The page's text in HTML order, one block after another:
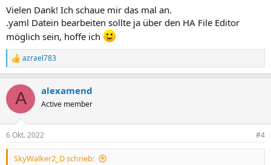
:
Vielen Dank! Ich schaue mir das mal an.
.yaml Datein bearbeiten sollte ja über den HA File Editor
möglich sein, hoffe ich
R
e
k
i
e
n
azrael783
A alexamend
Active member
6 Okt. 2022 #4
SkyWalker2_D schrieb: